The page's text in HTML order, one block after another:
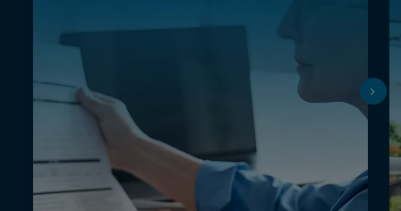
Mitarbeiterprämien und Firmenkindergeld.